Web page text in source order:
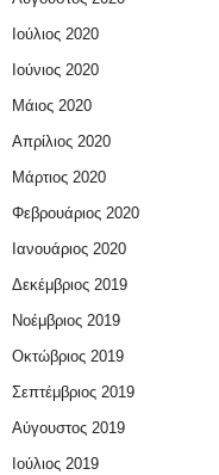
Ιούλιος 2020
Ιούνιος 2020
Μάιος 2020
Απρίλιος 2020
Μάρτιος 2020
Φεβρουάριος 2020
Ιανουάριος 2020
Δεκέμβριος 2019
Νοέμβριος 2019
Οκτώβριος 2019
Σεπτέμβριος 2019
Αύγουστος 2019
Ιούλιος 2019